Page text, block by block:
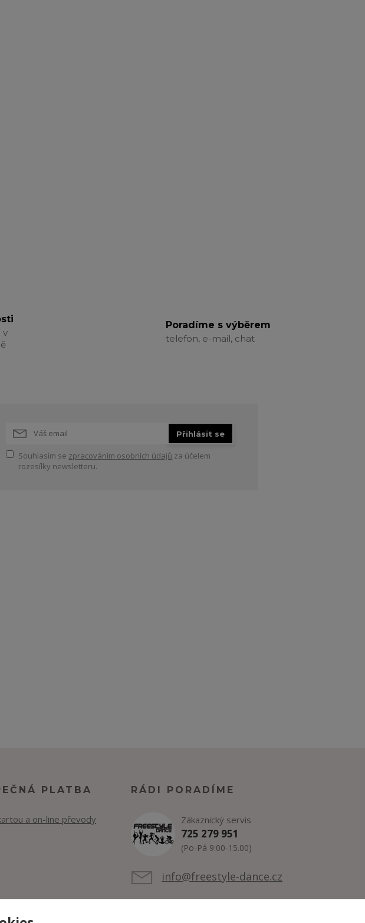
v
Poradíme s výběrem
telefon, e-mail, chat
Přihlásit se
Souhlasím se zpracováním osobních údajů za účelem
rozesílky newsletteru.
PLATBA
a on-line převody
RÁDI PORADÍME
Zákaznický servis
725 279 951
(Po-Pá 9:00-15.00)
info@freestyle-dance.cz